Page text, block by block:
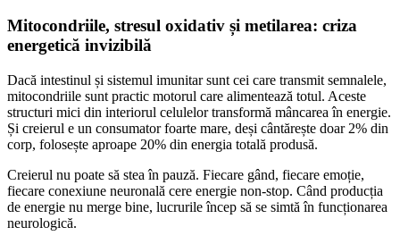
Mitocondriile, stresul oxidativ și metilarea: criza
energetică invizibilă
Dacă intestinul și sistemul imunitar sunt cei care transmit semnalele,
mitocondriile sunt practic motorul care alimentează totul. Aceste
structuri mici din interiorul celulelor transformă mâncarea în energie.
Și creierul e un consumator foarte mare, deși cântărește doar 2% din
corp, folosește aproape 20% din energia totală produsă.
Creierul nu poate să stea în pauză. Fiecare gând, fiecare emoție,
fiecare conexiune neuronală cere energie non-stop. Când producția
de energie nu merge bine, lucrurile încep să se simtă în funcționarea
neurologică.